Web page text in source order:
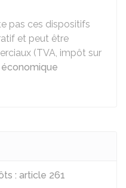
pas ces dispositifs
et peut être
(TVA, impôt sur
: article 261